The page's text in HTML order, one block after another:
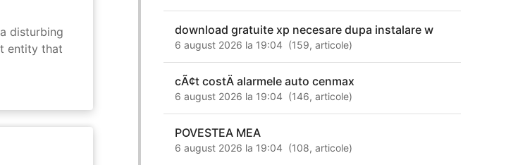
disturbing
entity that
download gratuite xp necesare dupa instalare w
6 august 2026 la 19:04 (159,articole)
cÃ¢t costÄ alarmele auto cenmax
6 august 2026 la 19:04 (146,articole)
POVESTEA MEA
6 august 2026 la 19:04 (108,articole)